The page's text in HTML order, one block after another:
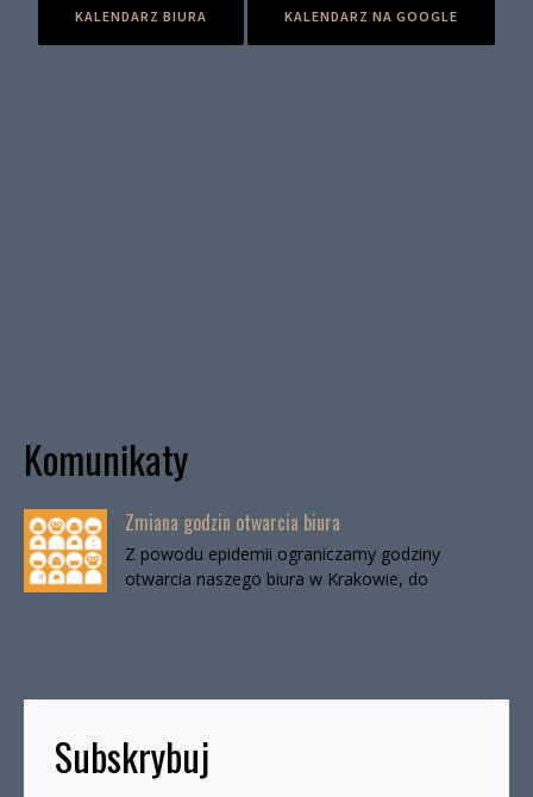
KALENDARZ BIURA KALENDARZ NA GOOGLE
Komunikaty
Zmiana godzin otwarcia biura
Z powodu epidemii ograniczamy godziny
otwarcia naszego biura w Krakowie, do
Subskrybuj